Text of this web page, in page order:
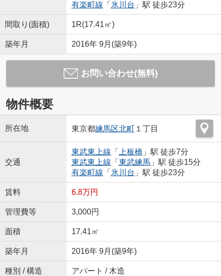
有楽町線 「 氷川台 」駅 徒歩23分
間取り(面積) 1R(17.41㎡)
築年月 2016年 9月(築9年)
お問い合わせ(無料)
物件概要
所在地 東京都練馬区北町１丁目
交通
東武東上線 「 上板橋 」駅 徒歩7分
東武東上線 「 東武練馬」駅 徒歩15分
有楽町線 「 氷川台 」駅 徒歩23分
賃料 6.8万円
管理費等 3,000円
面積 17.41㎡
築年月 2016年 9月(築9年)
種別 / 構造 アパート / 木造